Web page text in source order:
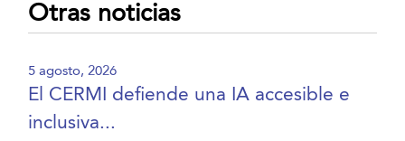
Otras noticias
5 agosto, 2026
El CERMI defiende una IA accesible e
inclusiva...